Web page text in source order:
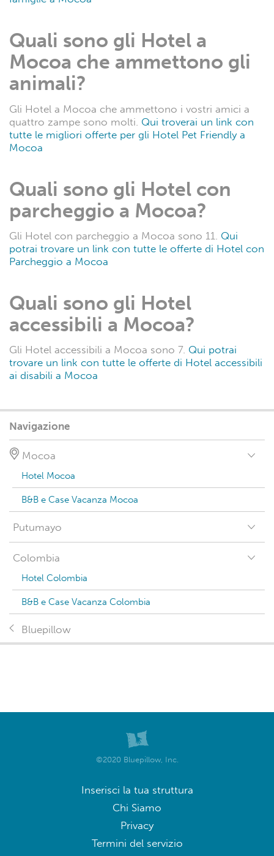
Quali sono gli Hotel a
Mocoa che ammettono gli
animali?
Gli Hotel a Mocoa che ammettono i vostri amici a
quattro zampe sono molti. Qui troverai un link con
tutte le migliori offerte per gli Hotel Pet Friendly a
Mocoa
Quali sono gli Hotel con
parcheggio a Mocoa?
Gli Hotel con parcheggio a Mocoa sono 11. Qui
potrai trovare un link con tutte le offerte di Hotel con
Parcheggio a Mocoa
Quali sono gli Hotel
accessibili a Mocoa?
Gli Hotel accessibili a Mocoa sono 7. Qui potrai
trovare un link con tutte le offerte di Hotel accessibili
ai disabili a Mocoa
Navigazione
Mocoa
Hotel Mocoa
B&B e Case Vacanza Mocoa
Putumayo
Colombia
Hotel Colombia
B&B e Case Vacanza Colombia
Bluepillow
©2020 Bluepillow, Inc.
Inserisci la tua struttura
Chi Siamo
Privacy
Termini del servizio